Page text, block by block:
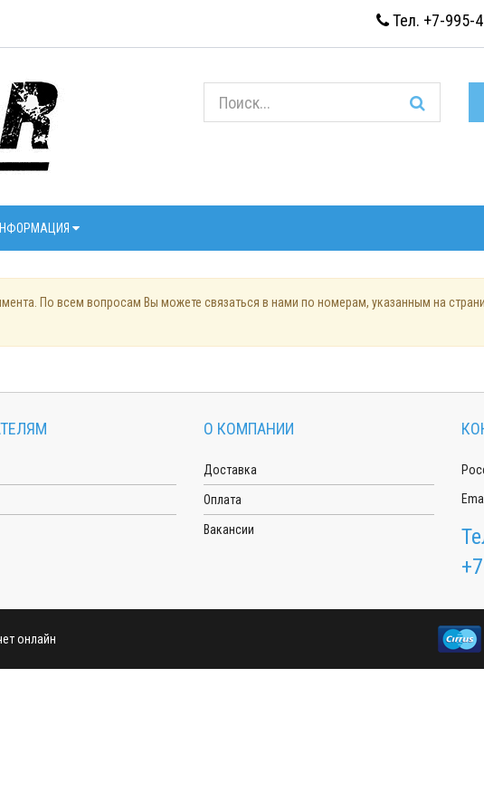
Тел. +7-995-
По всем вопросам Вы можете связаться в нами по номерам, указанным на
О КОМПАНИИ
Доставка
Оплата
Вакансии
онлайн